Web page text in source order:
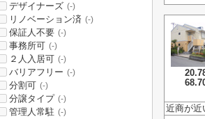
近商が近
デザイナーズ (-)
リノベーション済 (-)
保証人不要 (-)
事務所可 (-)
２人入居可 (-)
バリアフリー (-)
分割可 (-)
分譲タイプ (-)
管理人常駐 (-)